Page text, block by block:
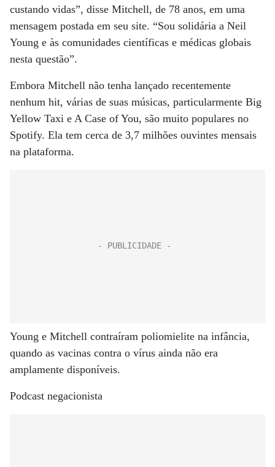
custando vidas”, disse Mitchell, de 78 anos, em uma
mensagem postada em seu site. “Sou solidária a Neil
Young e às comunidades científicas e médicas globais
nesta questão”.
Embora Mitchell não tenha lançado recentemente
nenhum hit, várias de suas músicas, particularmente Big
Yellow Taxi e A Case of You, são muito populares no
Spotify. Ela tem cerca de 3,7 milhões ouvintes mensais
na plataforma.
Young e Mitchell contraíram poliomielite na infância,
quando as vacinas contra o vírus ainda não era
amplamente disponíveis.
Podcast negacionista